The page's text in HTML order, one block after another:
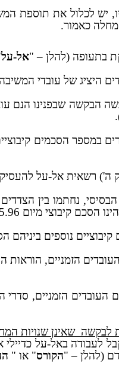
יש לכלול את תוספת
כאמור.
בתעופה (להלן – "אל-על
היציג של עובדי
הבקשה שבפנינו הנם
רשאית אל-על להעסיק
נחתמו בין הצדדים
מיום 21.5.96 (להלן – "
ביניהם הסכם מיום 1.3.01
1 להסכם העובדים
2ג' להסכם העובדים
לבקשה שאינן שנויות
לעבודה באל-על
(להלן – "הקורס" או "